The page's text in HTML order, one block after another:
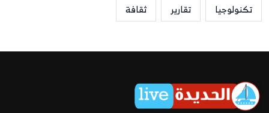
تكنولوجيا
تقارير ثقافة